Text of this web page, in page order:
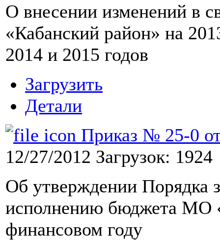
О внесении изменений в
«Кабанский район» на
2014 и 2015 годов
Загрузить
Детали
Приказ № 25-0
12/27/2012 Загрузок: 1924
Об утверждении Порядка
исполнению бюджета МО
финансовом году